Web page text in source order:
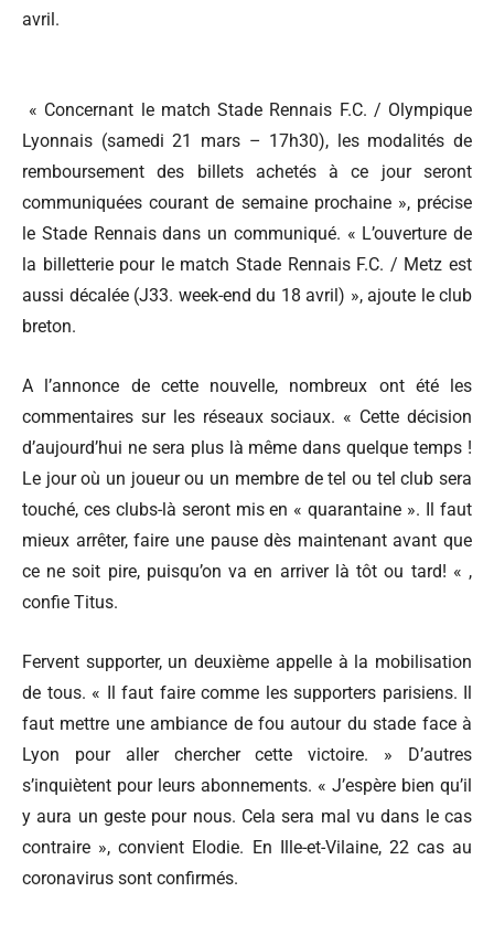
avril.
« Concernant le match Stade Rennais F.C. / Olympique
Lyonnais (samedi 21 mars – 17h30), les modalités de
remboursement des billets achetés à ce jour seront
communiquées courant de semaine prochaine », précise
le Stade Rennais dans un communiqué. « L’ouverture de
la billetterie pour le match Stade Rennais F.C. / Metz est
aussi décalée (J33. week-end du 18 avril) », ajoute le club
breton.
A l’annonce de cette nouvelle, nombreux ont été les
commentaires sur les réseaux sociaux. « Cette décision
d’aujourd’hui ne sera plus là même dans quelque temps !
Le jour où un joueur ou un membre de tel ou tel club sera
touché, ces clubs-là seront mis en « quarantaine ». Il faut
mieux arrêter, faire une pause dès maintenant avant que
ce ne soit pire, puisqu’on va en arriver là tôt ou tard! « ,
confie Titus.
Fervent supporter, un deuxième appelle à la mobilisation
de tous. « Il faut faire comme les supporters parisiens. Il
faut mettre une ambiance de fou autour du stade face à
Lyon pour aller chercher cette victoire. » D’autres
s’inquiètent pour leurs abonnements. « J’espère bien qu’il
y aura un geste pour nous. Cela sera mal vu dans le cas
contraire », convient Elodie. En Ille-et-Vilaine, 22 cas au
coronavirus sont confirmés.